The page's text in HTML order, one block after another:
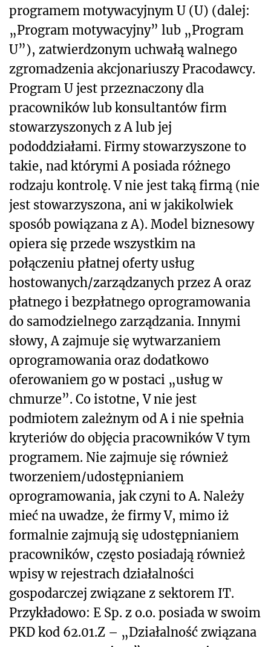
programem motywacyjnym U (U) (dalej:
„Program motywacyjny” lub „Program
U”), zatwierdzonym uchwałą walnego
zgromadzenia akcjonariuszy Pracodawcy.
Program U jest przeznaczony dla
pracowników lub konsultantów firm
stowarzyszonych z A lub jej
pododdziałami. Firmy stowarzyszone to
takie, nad którymi A posiada różnego
rodzaju kontrolę. V nie jest taką firmą (nie
jest stowarzyszona, ani w jakikolwiek
sposób powiązana z A). Model biznesowy
opiera się przede wszystkim na
połączeniu płatnej oferty usług
hostowanych/zarządzanych przez A oraz
płatnego i bezpłatnego oprogramowania
do samodzielnego zarządzania. Innymi
słowy, A zajmuje się wytwarzaniem
oprogramowania oraz dodatkowo
oferowaniem go w postaci „usług w
chmurze”. Co istotne, V nie jest
podmiotem zależnym od A i nie spełnia
kryteriów do objęcia pracowników V tym
programem. Nie zajmuje się również
tworzeniem/udostępnianiem
oprogramowania, jak czyni to A. Należy
mieć na uwadze, że firmy V, mimo iż
formalnie zajmują się udostępnianiem
pracowników, często posiadają również
wpisy w rejestrach działalności
gospodarczej związane z sektorem IT.
Przykładowo: E Sp. z o.o. posiada w swoim
PKD kod 62.01.Z – „Działalność związana